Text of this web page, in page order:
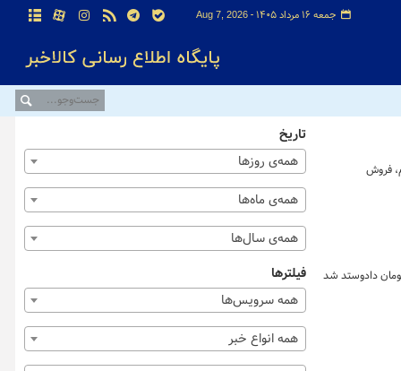
جمعه ۱۶ مرداد ۱۴۰۵ - Aug 7, 2026
فروش
ایران ۳ میلیون و ۶۷۰ هزار و یک تن انواع محصول به ارزش ۹۷.۸ هزار میلیارد تومان دادوستد شد
تاریخ
همه‌ی روزها
همه‌ی ماه‌ها
همه‌ی سال‌ها
فیلترها
همه سرویس‌ها
همه انواع خبر